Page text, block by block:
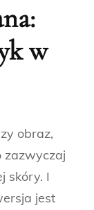
w
obraz,
zazwyczaj
skóry. I
jest